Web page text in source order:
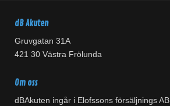
dB Akuten
Gruvgatan 31A
421 30 Västra Frölunda
Om oss
dBAkuten ingår i Elofssons försäljnings AB